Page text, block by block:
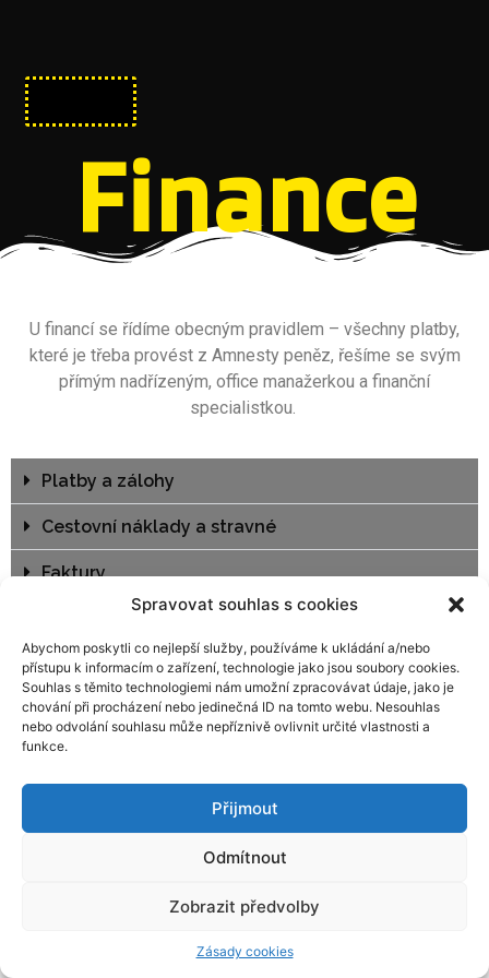
Spravovat souhlas s cookies
Abychom poskytli co nejlepší služby, používáme k ukládání a/nebo
přístupu k informacím o zařízení, technologie jako jsou soubory cookies.
Souhlas s těmito technologiemi nám umožní zpracovávat údaje, jako je
chování při procházení nebo jedinečná ID na tomto webu. Nesouhlas
nebo odvolání souhlasu může nepříznivě ovlivnit určité vlastnosti a
funkce.
Přijmout
Odmítnout
Zobrazit předvolby
Zásady cookies
Finance
U financí se řídíme obecným pravidlem – všechny platby,
které je třeba provést z Amnesty peněz, řešíme se svým
přímým nadřízeným, office manažerkou a finanční
specialistkou.
Platby a zálohy
Cestovní náklady a stravné
Faktury
Nábor zaměstnanců a uzavírání smluv